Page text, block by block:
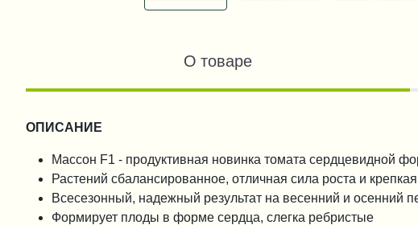
О товаре
ОПИСАНИЕ
Массон F1 - продуктивная новинка томата сердцевидной
Растений сбалансированное, отличная сила роста и
Всесезонный, надежный результат на весенний и осенний
Формирует плоды в форме сердца, слегка ребристые